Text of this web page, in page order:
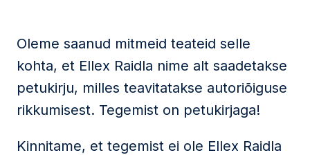
Oleme saanud mitmeid teateid selle
kohta, et Ellex Raidla nime alt saadetakse
petukirju, milles teavitatakse autoriõiguse
rikkumisest. Tegemist on petukirjaga!
Kinnitame, et tegemist ei ole Ellex Raidla